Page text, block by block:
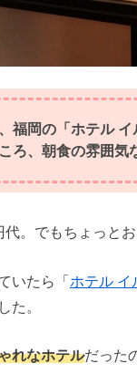
福岡の「ホテル
ろ、朝食の雰囲気
代。でもちょっと
いたら「 ホテル イ
た。
れなホテルだった